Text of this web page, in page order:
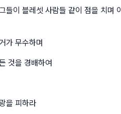
이 블레셋 사람들 같이 점을 치며 이
가 무수하며
것을 경배하여
을 피하라